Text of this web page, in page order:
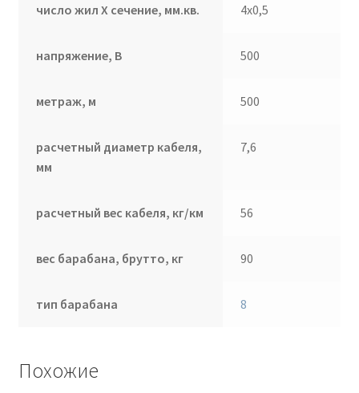
число жил Х сечение, мм.кв. 4х0,5
напряжение, В 500
метраж, м 500
расчетный диаметр кабеля,
мм
7,6
расчетный вес кабеля, кг/км 56
вес барабана, брутто, кг 90
тип барабана 8
Похожие